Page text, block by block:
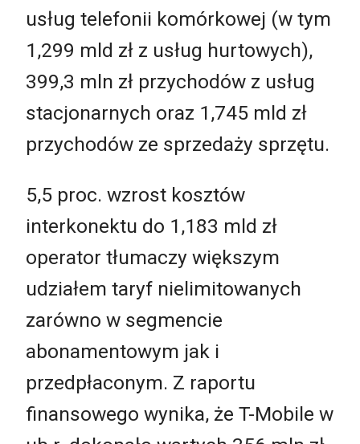
usług telefonii komórkowej (w tym
1,299 mld zł z usług hurtowych),
399,3 mln zł przychodów z usług
stacjonarnych oraz 1,745 mld zł
przychodów ze sprzedaży sprzętu.
5,5 proc. wzrost kosztów
interkonektu do 1,183 mld zł
operator tłumaczy większym
udziałem taryf nielimitowanych
zarówno w segmencie
abonamentowym jak i
przedpłaconym. Z raportu
finansowego wynika, że T-Mobile w